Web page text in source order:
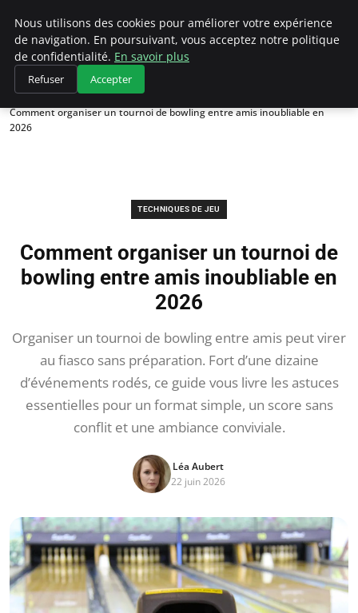
Bowling La Rosiere
Accueil
Techniques de Jeu
Comment organiser un tournoi de bowling entre amis inoubliable en
2026
TECHNIQUES DE JEU
Comment organiser un tournoi de
bowling entre amis inoubliable en
2026
Organiser un tournoi de bowling entre amis peut virer
au fiasco sans préparation. Fort d’une dizaine
d’événements rodés, ce guide vous livre les astuces
essentielles pour un format simple, un score sans
conflit et une ambiance conviviale.
Léa Aubert
22 juin 2026
Nous utilisons des cookies pour améliorer votre expérience
de navigation. En poursuivant, vous acceptez notre politique
de confidentialité. En savoir plus
Refuser Accepter